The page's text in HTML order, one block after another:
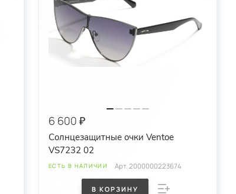
6 600 ₽
Солнцезащитные очки Ventoe
VS7232 02
ЕСТЬ В НАЛИЧИИ Арт.2000000223674
В КОРЗИНУ